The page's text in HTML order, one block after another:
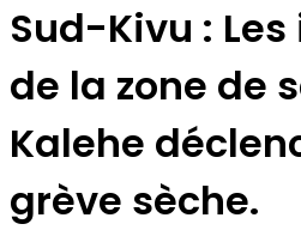
Sud-Kivu :
de la zone de
Kalehe
grève sèche.